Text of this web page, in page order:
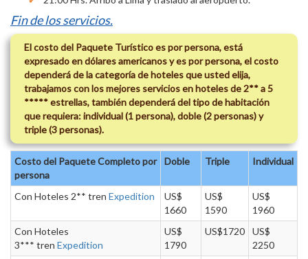
Fin de los servicios.
El costo del Paquete Turístico es por persona, está
expresado en dólares americanos y es por persona, el costo
dependerá de la categoría de hoteles que usted elija,
trabajamos con los mejores servicios en hoteles de 2** a 5
***** estrellas, también dependerá del tipo de habitación
que requiera: individual (1 persona), doble (2 personas) y
triple (3 personas).
Costo del Paquete Completo por
persona
Doble Triple Individual
Con Hoteles 2** tren Expedition
US$
1660
US$
1590
US$
1960
Con Hoteles
3*** tren Expedition
US$
1790
US$1720
US$
2250